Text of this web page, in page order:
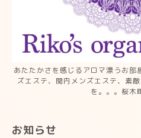
あたたかさを感じるアロマ漂うお部
ズエステ、関内メンズエステ、素
を。。。桜木
お知らせ